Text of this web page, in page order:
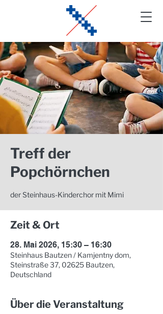
Treff der
Popchörnchen
der Steinhaus-Kinderchor mit Mimi
Zeit & Ort
28. Mai 2026, 15:30 – 16:30
Steinhaus Bautzen / Kamjentny dom,
Steinstraße 37, 02625 Bautzen,
Deutschland
Über die Veranstaltung